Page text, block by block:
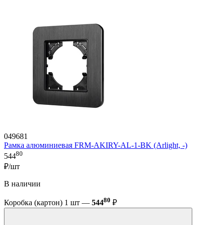
049681
Рамка алюминиевая FRM-AKIRY-AL-1-BK (Arlight, -)
54480
₽/шт
В наличии
Коробка (картон) 1 шт — 54480 ₽